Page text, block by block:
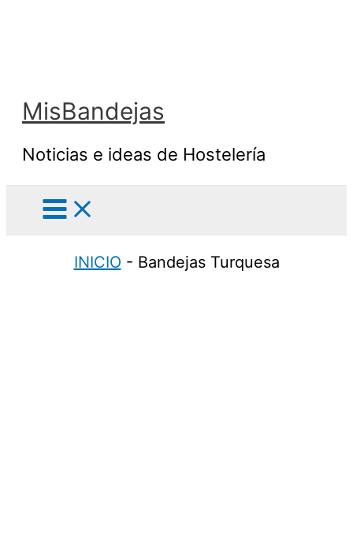
MisBandejas
Noticias e ideas de Hostelería
INICIO - Bandejas Turquesa